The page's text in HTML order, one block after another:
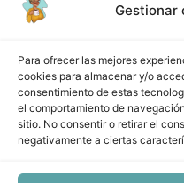
Gestionar
Para ofrecer las mejores
cookies para almacenar y/o
consentimiento de estas
el comportamiento de
sitio. No consentir o retirar el
negativamente a ciertas
Anterior Siguiente